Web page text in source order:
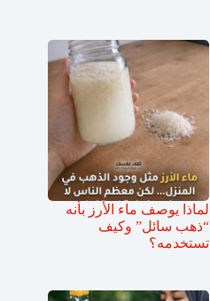
لماذا يوصف ماء الأرز بأنه
“ذهب سائل” وكيف
تستخدمه؟